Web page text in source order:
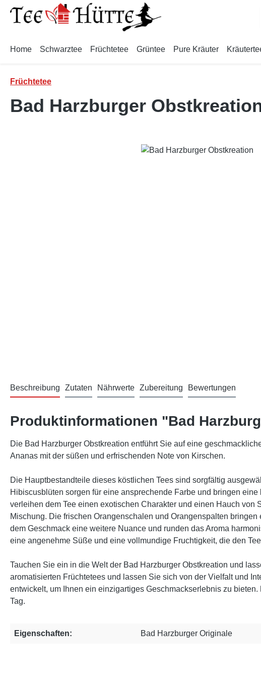
Hauptinhalt springen
Zur Suche springen
Zur Hauptnavigation springen
Home Schwarztee Früchtetee Grüntee Pure Kräuter
Früchtetee
Bad Harzburger
Beschreibung Zutaten Nährwerte Zubereitung Bewertungen
Produktinformationen "Bad
Die Bad Harzburger Obstkreation entführt Sie auf eine
Ananas mit der süßen und erfrischenden Note von Kirschen.
Die Hauptbestandteile dieses köstlichen Tees sind sorgfältig
Hibiscusblüten sorgen für eine ansprechende Farbe und bringen
verleihen dem Tee einen exotischen Charakter und einen Hauch
Mischung. Die frischen Orangenschalen und Orangenspalten
dem Geschmack eine weitere Nuance und runden das Aroma
eine angenehme Süße und eine vollmundige Fruchtigkeit, die den
Tauchen Sie ein in die Welt der Bad Harzburger Obstkreation und
aromatisierten Früchtetees und lassen Sie sich von der Vielfalt und
entwickelt, um Ihnen ein einzigartiges Geschmackserlebnis zu
Tag.
Eigenschaften: Bad Harzburger Originale